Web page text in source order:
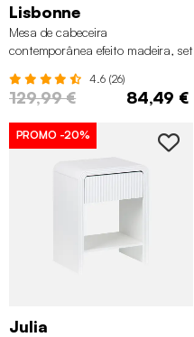
Lisbonne
Mesa de cabeceira
contemporânea efeito madeira, set
4.6 (26)
129,99 € 84,49 €
PROMO -20%
Julia